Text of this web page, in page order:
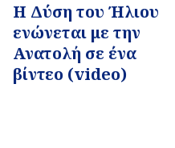
Η Δύση του Ήλιου
ενώνεται με την
Ανατολή σε ένα
βίντεο (video)